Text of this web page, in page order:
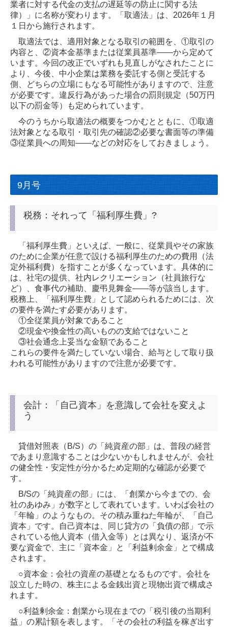
業者に対する代金の支払の遅延等の防止に関する法
律）」に名称が変わります。「取適法」は、2026年１月
１日から施行されます。
取適法では、適用対象となる取引の範囲を、①取引の
内容と、②資本金基準または従業員基準――から定めて
います。今回の改正でいずれも見直しがなされたことに
より、今後、中小企業は業務を委託する側と受託する
側、どちらの立場にもなる可能性がありますので、注意
が必要です。違反行為があった場合の罰則規定（50万円
以下の罰金等）も定められています。
今のうちから取適法の概要をつかむとともに、①取適
法対象となる取引・取引先の確認②必要な書面等の準備
③従業員への周知――などの対応をしておきましょう。
9月号
税務：それって「福利厚生費」?
「福利厚生費」といえば、一般に、従業員やその家族
のために企業が任意で設ける福利厚生のための費用（法
定外福利費）を指すことが多くなっています。具体的に
は、社宅の提供、社内レクリエーション（社員旅行な
ど）、食事代の補助、慶弔見舞金――等が該当します。
税務上、「福利厚生費」として認められるためには、次
の要件を満たす必要があります。
①全従業員が対象であること
②現金や換金性の高いものの支給ではないこと
③社会通念上妥当な金額であること
これらの要件を満たしていない場合、給与として取り扱
われる可能性がありますので注意が必要です。
会計：「自己資本」を意識して会社を変えよ
う
貸借対照表（B/S）の「純資産の部」は、普段の経営
であまり意識することは少ないかもしれませんが、会社
の健全性・安定性が分かるため定期的な確認が必要で
す。
B/Sの「純資産の部」には、「創業から今までの、会
社のあゆみ」が数字として表れています。いわば会社の
「年輪」のようなもの。その積み重ねた年輪が、「自己
資本」です。自己資本は、同じ貸方の「負債の部」で示
されている他人資本（借入金等）とは異なり、返済が不
要な資金で、主に「資本金」と「利益剰余金」とで構成
されます。
○資本金：会社の資産の基礎となるものです。会社を
設立した時の、株主による金銭出資と現物出資で構成さ
れます。
○利益剰余金：創業から現在までの「税引後の当期利
益」の累計額を表します。「その会社の利益を稼ぎ出す